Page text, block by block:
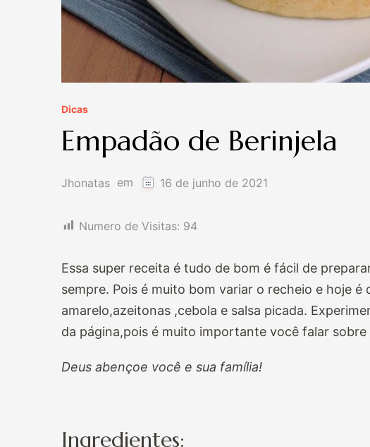
Dicas
Empadão de Berinjela
Jhonatas em 16 de junho de 2021
Numero de Visitas: 94
Essa super receita é tudo de bom é fácil de
sempre. Pois é muito bom variar o recheio e hoje
amarelo,azeitonas ,cebola e salsa picada.
da página,pois é muito importante você falar
Deus abençoe você e sua família!
Ingredientes: